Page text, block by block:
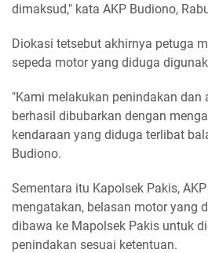
dimaksud," kata AKP Budiono,
Diokasi tetsebut akhirnya petuga
sepeda motor yang diduga
"Kami melakukan penindakan
berhasil dibubarkan dengan
kendaraan yang diduga terlibat
Budiono.
Sementara itu Kapolsek Pakis,
mengatakan, belasan motor yang
dibawa ke Mapolsek Pakis untuk
penindakan sesuai ketentuan.